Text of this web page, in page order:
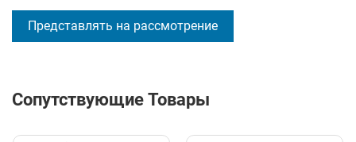
Представлять на рассмотрение
Сопутствующие Товары